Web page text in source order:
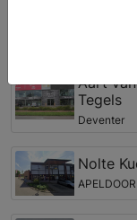
bijvoorbeeld een
Badkamer
Aart
Tegels
Deventer
Nolte